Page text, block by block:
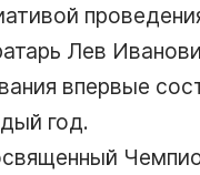
Лев
впервые
год.